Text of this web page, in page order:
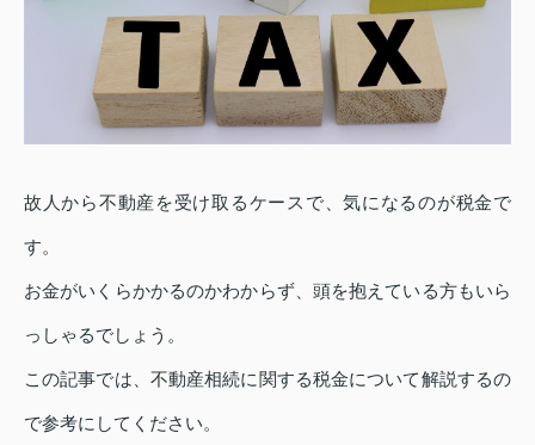
故人から不動産を受け取るケースで、気になるのが税金で
す。
お金がいくらかかるのかわからず、頭を抱えている方もいら
っしゃるでしょう。
この記事では、不動産相続に関する税金について解説するの
で参考にしてください。